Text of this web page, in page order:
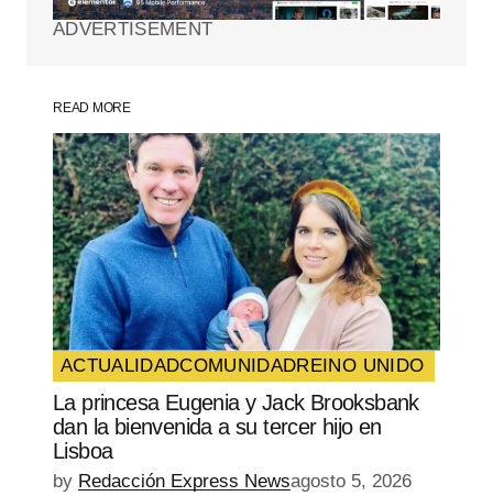
Your Name*
Your E-mail*
Guarda mi nombre, correo electrónico y
web en este navegador para la próxima
vez que comente.
SUBMIT COMMENT
ADVERTISEMENT
READ MORE
ACTUALIDADCOMUNIDADREINO UNIDO
La princesa Eugenia y Jack Brooksbank
dan la bienvenida a su tercer hijo en
Lisboa
by Redacción Express Newsagosto 5, 2026